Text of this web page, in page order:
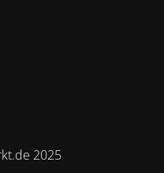
2025